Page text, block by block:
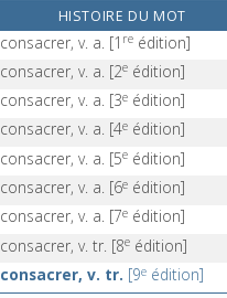
HISTOIRE DU MOT
consacrer, v. a. [1 re édition]
consacrer, v. a. [2e édition]
consacrer, v. a. [3e édition]
consacrer, v. a. [4e édition]
consacrer, v. a. [5e édition]
consacrer, v. a. [6e édition]
consacrer, v. a. [7e édition]
consacrer, v. tr. [8e édition]
consacrer, v. tr. [9e édition]